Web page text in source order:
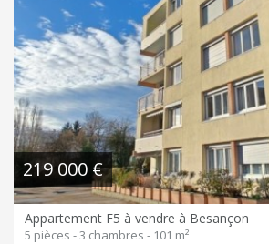
219 000 €
Appartement F5 à vendre à Besançon
5 pièces - 3 chambres - 101 m²